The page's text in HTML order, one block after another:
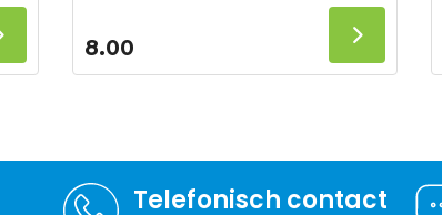
8.00
Telefonisch contact